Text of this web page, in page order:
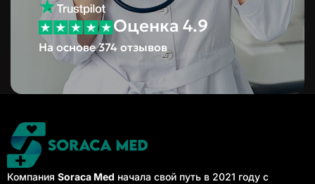
Оценка 4.9
На основе 374 отзывов
Компания Soraca Med начала свой путь в 2021 году с